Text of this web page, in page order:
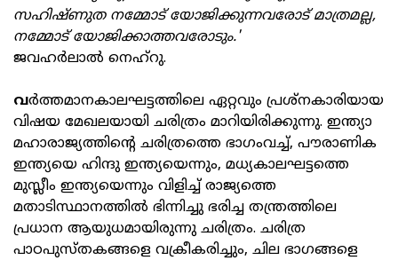
സഹിഷ്ണുത നമ്മോട് യോജിക്കുന്നവരോട് മാത്രമല്ല,
നമ്മോട് യോജിക്കാത്തവരോടും.'
ജവഹര്‍ലാല്‍ നെഹ്‌റു.
വര്‍ത്തമാനകാലഘട്ടത്തിലെ ഏറ്റവും പ്രശ്നകാരിയായ
വിഷയ മേഖലയായി ചരിത്രം മാറിയിരിക്കുന്നു. ഇന്ത്യാ
മഹാരാജ്യത്തിന്റെ ചരിത്രത്തെ ഭാഗംവച്ച്, പൗരാണിക
ഇന്ത്യയെ ഹിന്ദു ഇന്ത്യയെന്നും, മധ്യകാലഘട്ടത്തെ
മുസ്ലീം ഇന്ത്യയെന്നും വിളിച്ച് രാജ്യത്തെ
മതാടിസ്ഥാനത്തില്‍ ഭിന്നിച്ചു ഭരിച്ച തന്ത്രത്തിലെ
പ്രധാന ആയുധമായിരുന്നു ചരിത്രം. ചരിത്ര
പാഠപുസ്തകങ്ങളെ വക്രീകരിച്ചും, ചില ഭാഗങ്ങളെ